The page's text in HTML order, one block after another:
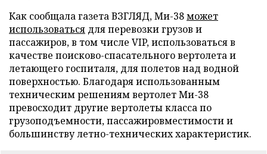
Как сообщала газета ВЗГЛЯД, Ми-38может
использоваться для перевозки грузов и
пассажиров, в том числе VIP, использоваться в
качестве поисково-спасательного вертолета и
летающего госпиталя, для полетов над водной
поверхностью. Благодаря использованным
техническим решениям вертолет Ми-38
превосходит другие вертолеты класса по
грузоподъемности, пассажировместимости и
большинству летно-технических характеристик.